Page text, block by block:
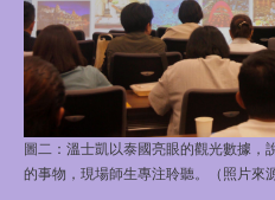
圖二： 溫士凱以泰國亮眼的觀光數據，
的事物，現場師生專注聆聽。（照片來